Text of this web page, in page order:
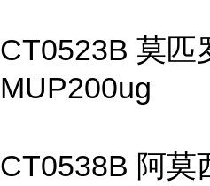
CT0523B 莫匹
MUP200ug
CT0538B 阿莫